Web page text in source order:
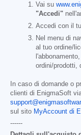
Vai su
"Accedi"
Accedi con il
Nel menu di
al tuo ordine/
ordini/prodotti,
In caso di domande o
clienti di EnigmaSoft
sul sito MyAccount di
------